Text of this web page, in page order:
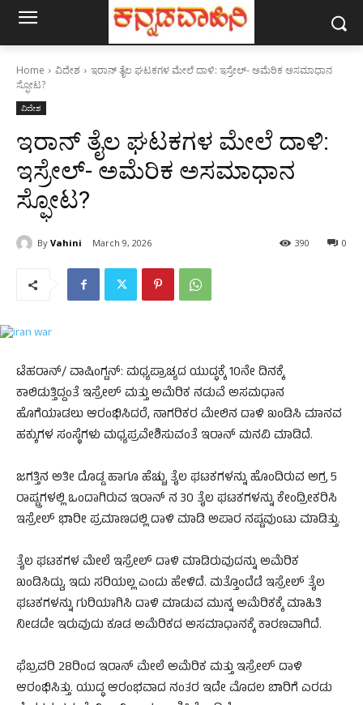
Home ವಿದೇಶ
ಇರಾನ್ ತೈಲ ಘಟಕಗಳ ಮೇಲೆ ದಾಳಿ: ಇಸ್ರೇಲ್- ಅಮೆರಿಕ ಅಸಮಾಧಾನ
ಸ್ಫೋಟ?
ವಿದೇಶ
ಇರಾನ್ ತೈಲ ಘಟಕಗಳ ಮೇಲೆ ದಾಳಿ:
ಇಸ್ರೇಲ್- ಅಮೆರಿಕ ಅಸಮಾಧಾನ
ಸ್ಫೋಟ?
By Vahini March 9, 2026 0
390
ಟೆಹರಾನ್/ ವಾಷಿಂಗ್ಟನ್: ಮಧ್ಯಪ್ರಾಚ್ಯದ ಯುದ್ಧಕ್ಕೆ 10ನೇ ದಿನಕ್ಕೆ
ಕಾಲಿಡುತ್ತಿದ್ದಂತೆ ಇಸ್ರೇಲ್ ಮತ್ತು ಅಮೆರಿಕ ನಡುವೆ ಅಸಮಧಾನ
ಹೊಗೆಯಾಡಲು ಆರಂಭಿಸಿದರೆ, ನಾಗರಿಕರ ಮೇಲಿನ ದಾಳಿ ಖಂಡಿಸಿ ಮಾನವ
ಹಕ್ಕುಗಳ ಸಂಸ್ಥೆಗಳು ಮಧ್ಯಪ್ರವೇಶಿಸುವಂತೆ ಇರಾನ್ ಮನವಿ ಮಾಡಿದೆ.
ಜಗತ್ತಿನ ಅತೀ ದೊಡ್ಡ ಹಾಗೂ ಹೆಚ್ಚು ತೈಲ ಘಟಕಗಳನ್ನು ಹೊಂದಿರುವ ಅಗ್ರ 5
ರಾಷ್ಟ್ರಗಳಲ್ಲಿ ಒಂದಾಗಿರುವ ಇರಾನ್ ನ 30 ತೈಲ ಘಟಕಗಳನ್ನು ಕೇಂದ್ರೀಕರಿಸಿ
ಇಸ್ರೇಲ್ ಭಾರೀ ಪ್ರಮಾಣದಲ್ಲಿ ದಾಳಿ ಮಾಡಿ ಅಪಾರ ನಷ್ಟವುಂಟು ಮಾಡಿತ್ತು.
ತೈಲ ಘಟಕಗಳ ಮೇಲೆ ಇಸ್ರೇಲ್ ದಾಳಿ ಮಾಡಿರುವುದನ್ನು ಅಮೆರಿಕ
ಖಂಡಿಸಿದ್ದು, ಇದು ಸರಿಯಲ್ಲ ಎಂದು ಹೇಳಿದೆ. ಮತ್ತೊಂದೆಡೆ ಇಸ್ರೇಲ್ ತೈಲ
ಘಟಕಗಳನ್ನು ಗುರಿಯಾಗಿಸಿ ದಾಳಿ ಮಾಡುವ ಮುನ್ನ ಅಮೆರಿಕಕ್ಕೆ ಮಾಹಿತಿ
ನೀಡದೇ ಇರುವುದು ಕೂಡ ಅಮೆರಿಕದ ಅಸಮಾಧಾನಕ್ಕೆ ಕಾರಣವಾಗಿದೆ.
ಫೆಬ್ರವರಿ 28ರಿಂದ ಇರಾನ್ ಮೇಲೆ ಅಮೆರಿಕ ಮತ್ತು ಇಸ್ರೇಲ್ ದಾಳಿ
ಆರಂಭಿಸಿತ್ತು. ಯುದ್ಧ ಆರಂಭವಾದ ನಂತರ ಇದೇ ಮೊದಲ ಬಾರಿಗೆ ಎರಡು